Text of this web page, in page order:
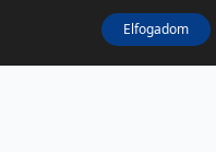
Elfogadom